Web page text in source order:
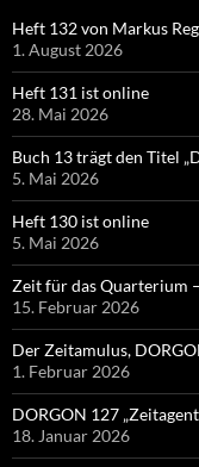
Heft 132 von Markus
1. August 2026
Heft 131 ist online
28. Mai 2026
Buch 13 trägt den Titel
5. Mai 2026
Heft 130 ist online
5. Mai 2026
Zeit für das Quarterium
15. Februar 2026
Der Zeitamulus,
1. Februar 2026
DORGON 127
18. Januar 2026